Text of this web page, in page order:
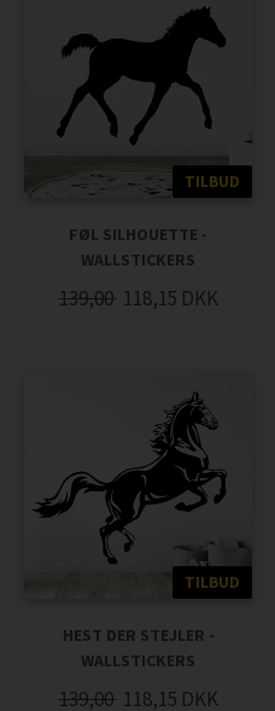
TILBUD
FØL SILHOUETTE -
WALLSTICKERS
139,00 118,15 DKK
TILBUD
HEST DER STEJLER -
WALLSTICKERS
139,00 118,15 DKK